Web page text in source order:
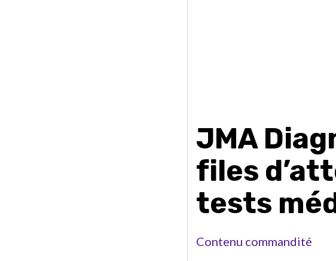
JMA
files
tests
Contenu commandité